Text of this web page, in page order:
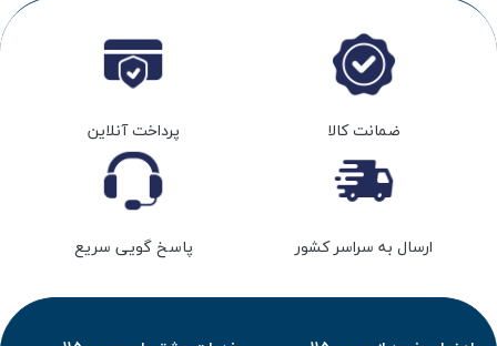
ضمانت کالا پرداخت آنلاین
ارسال به سراسر کشور پاسخ گویی سریع